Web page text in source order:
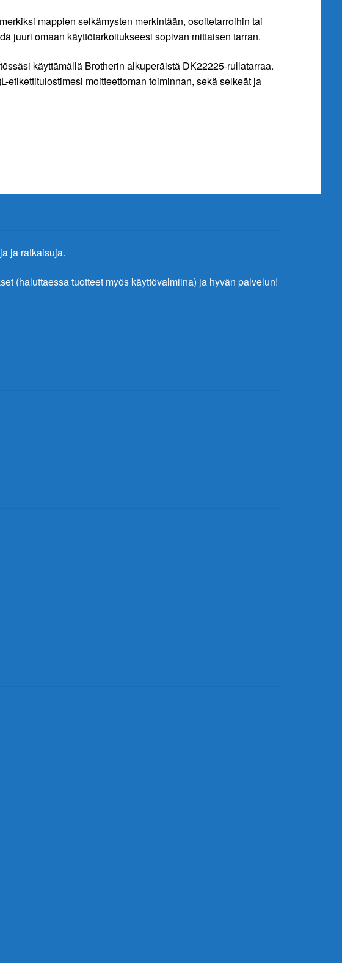
mappien selkämysten merkintään, osoitetarroihin tai
juuri omaan käyttötarkoitukseesi sopivan mittaisen tarran.
käyttämällä Brotherin alkuperäistä DK22225-rullatarraa.
etikettitulostimesi moitteettoman toiminnan, sekä selkeät ja
ja ratkaisuja.
(haluttaessa tuotteet myös käyttövalmiina) ja hyvän palvelun!